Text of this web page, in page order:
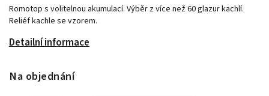
Romotop s volitelnou akumulací. Výběr z více než 60 glazur kachlí.
Reliéf kachle se vzorem.
Detailní informace
Na objednání